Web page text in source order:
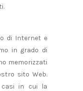
di Internet e
in grado di
memorizzati
sito Web.
casi in cui la